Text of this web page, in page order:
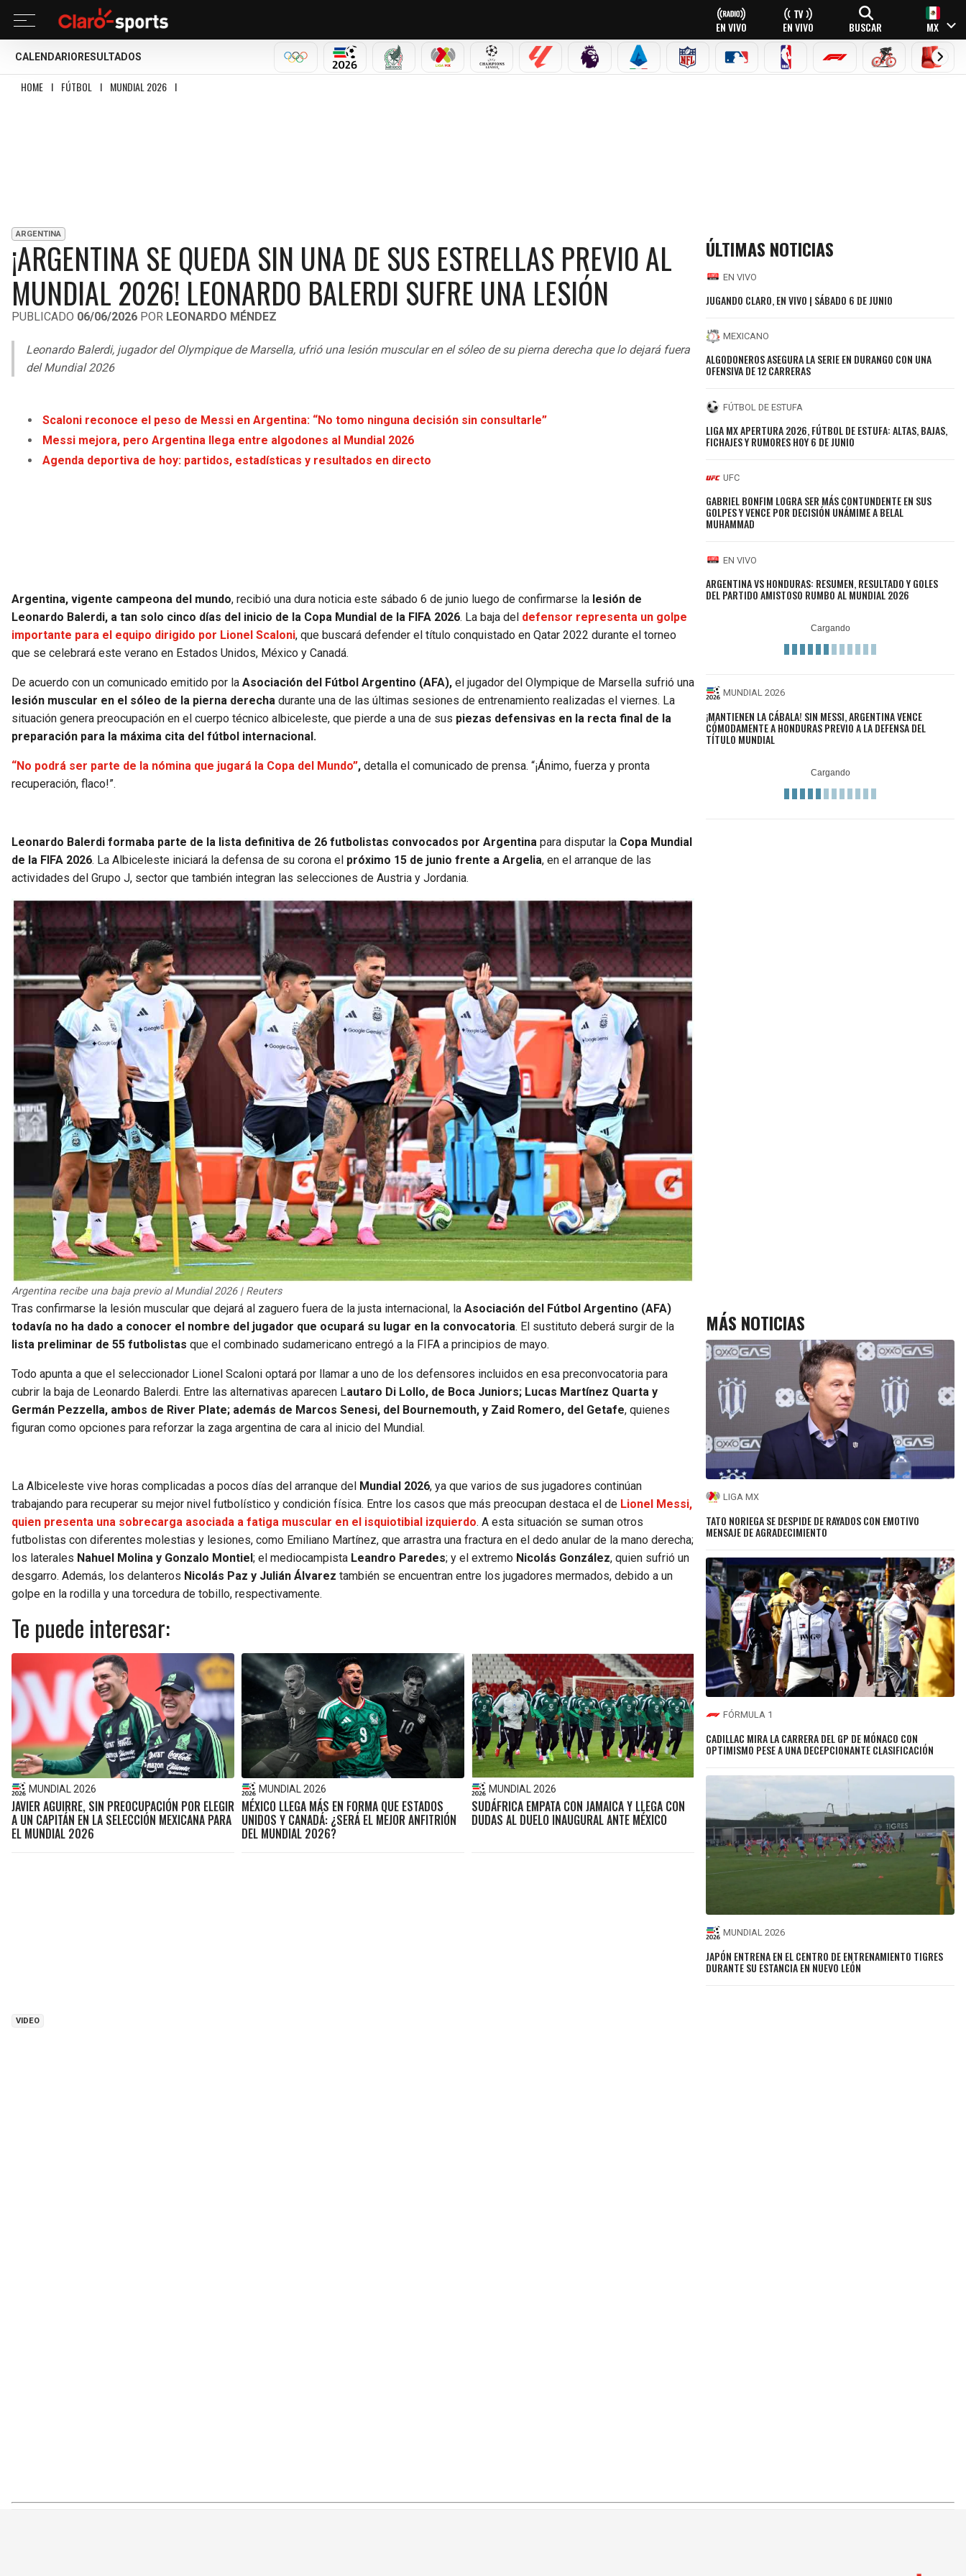
EN VIVO EN VIVO BUSCAR MX
CALENDARIO RESULTADOS
OLÍMPICOSMUNDIAL 2026SELECCIÓN MEXICANA
LIGA MX CHAMPIONS LEAGUE
LALIGA PREMIER LEAGUE
SERIE A NFL MLB NBA FÓRMULA 1CICLISMOBOXEO
HOME I FÚTBOL I MUNDIAL 2026 I
ARGENTINA
¡ARGENTINA SE QUEDA SIN UNA DE SUS ESTRELLAS PREVIO AL
MUNDIAL 2026! LEONARDO BALERDI SUFRE UNA LESIÓN
PUBLICADO 06/06/2026 POR LEONARDO MÉNDEZ
Leonardo Balerdi, jugador del Olympique de Marsella, ufrió una lesión muscular en el sóleo de su pierna derecha que lo dejará fuera
del Mundial 2026
Scaloni reconoce el peso de Messi en Argentina: “No tomo ninguna decisión sin consultarle”
Messi mejora, pero Argentina llega entre algodones al Mundial 2026
Agenda deportiva de hoy: partidos, estadísticas y resultados en directo
Argentina, vigente campeona del mundo, recibió una dura noticia este sábado 6 de junio luego de confirmarse la lesión de
Leonardo Balerdi, a tan solo cinco días del inicio de la Copa Mundial de la FIFA 2026. La baja del defensor representa un golpe
importante para el equipo dirigido por Lionel Scaloni, que buscará defender el título conquistado en Qatar 2022 durante el torneo
que se celebrará este verano en Estados Unidos, México y Canadá.
De acuerdo con un comunicado emitido por la Asociación del Fútbol Argentino (AFA), el jugador del Olympique de Marsella sufrió una
lesión muscular en el sóleo de la pierna derecha durante una de las últimas sesiones de entrenamiento realizadas el viernes. La
situación genera preocupación en el cuerpo técnico albiceleste, que pierde a una de sus piezas defensivas en la recta final de la
preparación para la máxima cita del fútbol internacional.
“No podrá ser parte de la nómina que jugará la Copa del Mundo”, detalla el comunicado de prensa. “¡Ánimo, fuerza y pronta
recuperación, flaco!”.
Leonardo Balerdi formaba parte de la lista definitiva de 26 futbolistas convocados por Argentina para disputar la Copa Mundial
de la FIFA 2026. La Albiceleste iniciará la defensa de su corona el próximo 15 de junio frente a Argelia, en el arranque de las
actividades del Grupo J, sector que también integran las selecciones de Austria y Jordania.
Argentina recibe una baja previo al Mundial 2026 | Reuters
Tras confirmarse la lesión muscular que dejará al zaguero fuera de la justa internacional, la Asociación del Fútbol Argentino (AFA)
todavía no ha dado a conocer el nombre del jugador que ocupará su lugar en la convocatoria. El sustituto deberá surgir de la
lista preliminar de 55 futbolistas que el combinado sudamericano entregó a la FIFA a principios de mayo.
Todo apunta a que el seleccionador Lionel Scaloni optará por llamar a uno de los defensores incluidos en esa preconvocatoria para
cubrir la baja de Leonardo Balerdi. Entre las alternativas aparecen Lautaro Di Lollo, de Boca Juniors; Lucas Martínez Quarta y
Germán Pezzella, ambos de River Plate; además de Marcos Senesi, del Bournemouth, y Zaid Romero, del Getafe, quienes
figuran como opciones para reforzar la zaga argentina de cara al inicio del Mundial.
La Albiceleste vive horas complicadas a pocos días del arranque del Mundial 2026, ya que varios de sus jugadores continúan
trabajando para recuperar su mejor nivel futbolístico y condición física. Entre los casos que más preocupan destaca el de Lionel Messi,
quien presenta una sobrecarga asociada a fatiga muscular en el isquiotibial izquierdo. A esta situación se suman otros
futbolistas con diferentes molestias y lesiones, como Emiliano Martínez, que arrastra una fractura en el dedo anular de la mano derecha;
los laterales Nahuel Molina y Gonzalo Montiel; el mediocampista Leandro Paredes; y el extremo Nicolás González, quien sufrió un
desgarro. Además, los delanteros Nicolás Paz y Julián Álvarez también se encuentran entre los jugadores mermados, debido a un
golpe en la rodilla y una torcedura de tobillo, respectivamente.
Te puede interesar:
MUNDIAL 2026
JAVIER AGUIRRE, SIN PREOCUPACIÓN POR ELEGIR
A UN CAPITÁN EN LA SELECCIÓN MEXICANA PARA
EL MUNDIAL 2026
MUNDIAL 2026
MÉXICO LLEGA MÁS EN FORMA QUE ESTADOS
UNIDOS Y CANADÁ: ¿SERÁ EL MEJOR ANFITRIÓN
DEL MUNDIAL 2026?
MUNDIAL 2026
SUDÁFRICA EMPATA CON JAMAICA Y LLEGA CON
DUDAS AL DUELO INAUGURAL ANTE MÉXICO
VIDEO
ÚLTIMAS NOTICIAS
EN VIVO
JUGANDO CLARO, EN VIVO | SÁBADO 6 DE JUNIO
MEXICANO
ALGODONEROS ASEGURA LA SERIE EN DURANGO CON UNA
OFENSIVA DE 12 CARRERAS
FÚTBOL DE ESTUFA
LIGA MX APERTURA 2026, FÚTBOL DE ESTUFA: ALTAS, BAJAS,
FICHAJES Y RUMORES HOY 6 DE JUNIO
UFC
GABRIEL BONFIM LOGRA SER MÁS CONTUNDENTE EN SUS
GOLPES Y VENCE POR DECISIÓN UNÁMIME A BELAL
MUHAMMAD
EN VIVO
ARGENTINA VS HONDURAS: RESUMEN, RESULTADO Y GOLES
DEL PARTIDO AMISTOSO RUMBO AL MUNDIAL 2026
MUNDIAL 2026
¡MANTIENEN LA CÁBALA! SIN MESSI, ARGENTINA VENCE
CÓMODAMENTE A HONDURAS PREVIO A LA DEFENSA DEL
TÍTULO MUNDIAL
MÁS NOTICIAS
LIGA MX
TATO NORIEGA SE DESPIDE DE RAYADOS CON EMOTIVO
MENSAJE DE AGRADECIMIENTO
FÓRMULA 1
CADILLAC MIRA LA CARRERA DEL GP DE MÓNACO CON
OPTIMISMO PESE A UNA DECEPCIONANTE CLASIFICACIÓN
MUNDIAL 2026
JAPÓN ENTRENA EN EL CENTRO DE ENTRENAMIENTO TIGRES
DURANTE SU ESTANCIA EN NUEVO LEÓN